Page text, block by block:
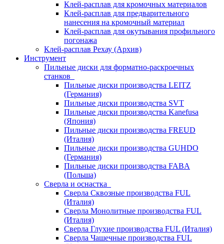
Клей-расплав для кромочных материалов
Клей-расплав для предварительного
нанесения на кромочный материал
Клей-расплав для окутывания профильного
погонажа
Клей-расплав Рехау (Архив)
Инструмент
Пильные диски для форматно-раскроечных
станков
Пильные диски производства LEITZ
(Германия)
Пильные диски производства SVT
Пильные диски производства Kanefusa
(Япония)
Пильные диски производства FREUD
(Италия)
Пильные диски производства GUHDO
(Германия)
Пильные диски производства FABA
(Польша)
Сверла и оснастка
Сверла Сквозные производства FUL
(Италия)
Сверла Монолитные производства FUL
(Италия)
Сверла Глухие производства FUL (Италия)
Сверла Чашечные производства FUL